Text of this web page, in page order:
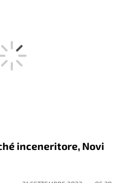
inceneritore, Novi